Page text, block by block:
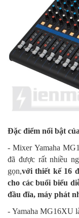
Đặc điểm nổi bật
- Mixer Yamaha
đã được rất nhiều
gọn,với thiết kế 16
cho các buổi biểu
đầu đĩa, máy phát
- Yamaha MG16XU